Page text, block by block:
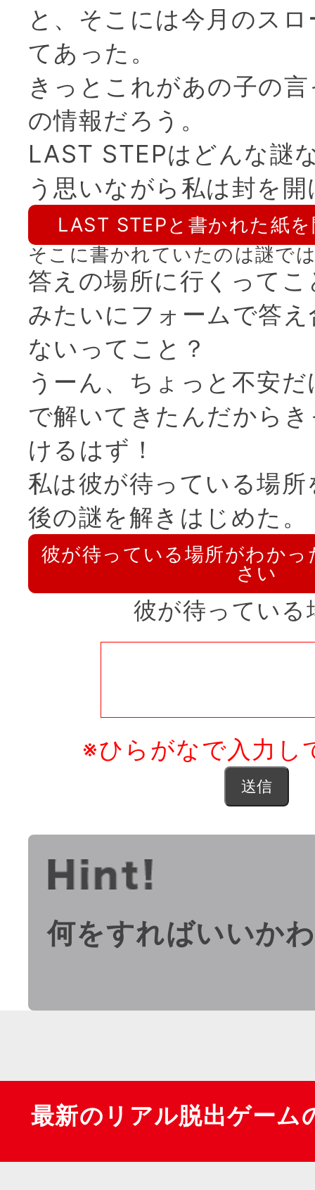
と、そこには今月のス
てあった。
きっとこれがあの子の
の情報だろう。
LAST STEPはどんな謎
う思いながら私は封を
LAST STEPと書かれた紙
そこに書かれていたのは謎で
答えの場所に行くって
みたいにフォームで答
ないってこと？
うーん、ちょっと不安
で解いてきたんだから
けるはず！
私は彼が待っている場
後の謎を解きはじめた。
彼が待っている場所がわか
さい
彼が待っている
※ひらがなで入力し
何をすればいいか
最新のリアル脱出ゲーム